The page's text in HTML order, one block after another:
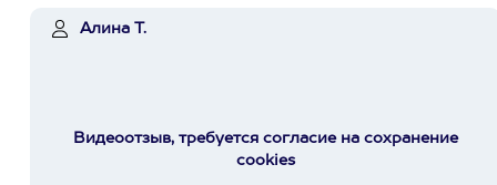
Алина Т.
Видеоотзыв, требуется согласие на сохранение
cookies